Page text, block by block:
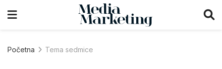
Početna Tema sedmice